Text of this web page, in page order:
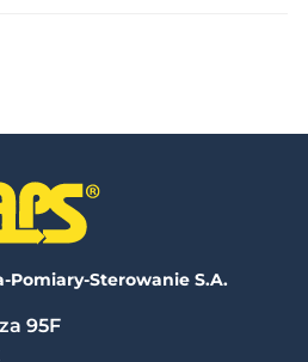
Pomiary-Sterowanie S.A.
95F